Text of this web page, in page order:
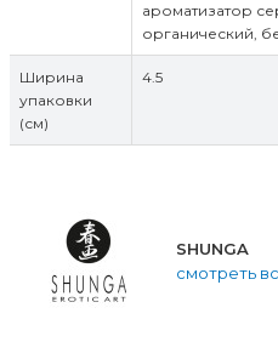
ароматизатор
органический,
Ширина
упаковки
(см)
4.5
SHUNGA
смотреть